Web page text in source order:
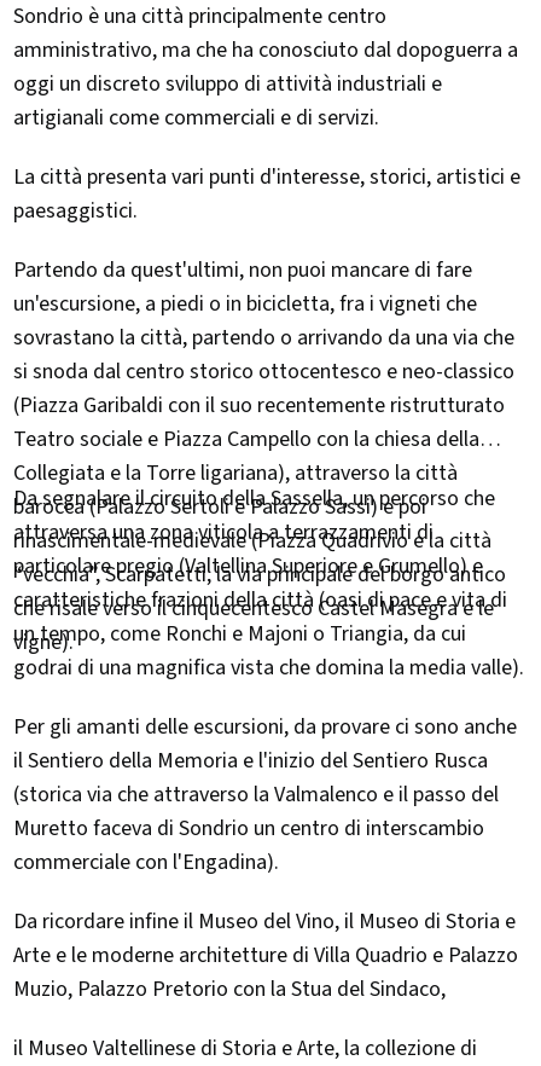
Sondrio è una città principalmente centro
amministrativo, ma che ha conosciuto dal dopoguerra a
oggi un discreto sviluppo di attività industriali e
artigianali come commerciali e di servizi.
La città presenta vari punti d'interesse, storici, artistici e
paesaggistici.
Partendo da quest'ultimi, non puoi mancare di fare
un'escursione, a piedi o in bicicletta, fra i vigneti che
sovrastano la città, partendo o arrivando da una via che
si snoda dal centro storico ottocentesco e neo-classico
(Piazza Garibaldi con il suo recentemente ristrutturato
Teatro sociale e Piazza Campello con la chiesa della
Collegiata e la Torre ligariana), attraverso la città
barocca (Palazzo Sertoli e Palazzo Sassi) e poi
rinascimentale-medievale (Piazza Quadrivio e la città
“vecchia”, Scarpatetti, la via principale del borgo antico
che risale verso il cinquecentesco Castel Masegra e le
vigne).
Da segnalare il circuito della Sassella, un percorso che
attraversa una zona viticola a terrazzamenti di
particolare pregio (Valtellina Superiore e Grumello) e
caratteristiche frazioni della città (oasi di pace e vita di
un tempo, come Ronchi e Majoni o Triangia, da cui
godrai di una magnifica vista che domina la media valle).
Per gli amanti delle escursioni, da provare ci sono anche
il Sentiero della Memoria e l'inizio del Sentiero Rusca
(storica via che attraverso la Valmalenco e il passo del
Muretto faceva di Sondrio un centro di interscambio
commerciale con l'Engadina).
Da ricordare infine il Museo del Vino, il Museo di Storia e
Arte e le moderne architetture di Villa Quadrio e Palazzo
Muzio, Palazzo Pretorio con la Stua del Sindaco,
il Museo Valtellinese di Storia e Arte, la collezione di